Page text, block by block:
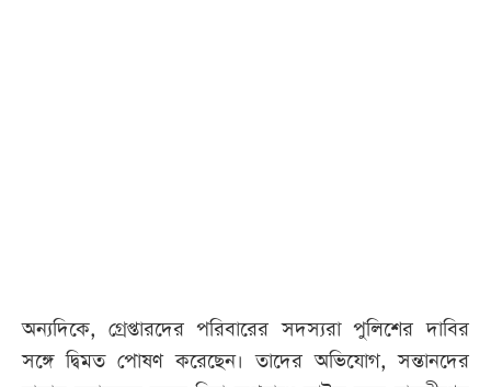
অন্যদিকে, গ্রেপ্তারদের পরিবারের সদস্যরা পুলিশের দাবির
সঙ্গে দ্বিমত পোষণ করেছেন। তাদের অভিযোগ, সন্তানদের